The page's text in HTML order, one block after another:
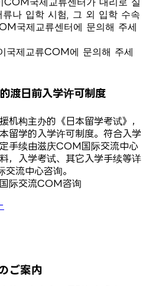
나 입학 시험, 그 외 입학 수속
국제교류센터에 문의해 주세
국제교류COM에 문의해 주세
渡日前入学许可制度
机构主办的《日本留学考试》，
留学的入学许可制度。符合入学
手续由滋庆COM国际交流中心
，入学考试、其它入学手续等详
流中心咨询。
际交流COM咨询
ご案内